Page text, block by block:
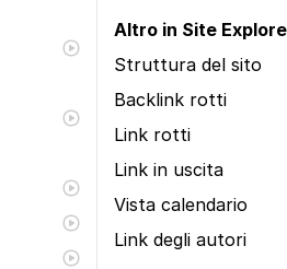
Altro in Site
Struttura del sito
Backlink rotti
Link rotti
Link in uscita
Vista calendario
Link degli autori